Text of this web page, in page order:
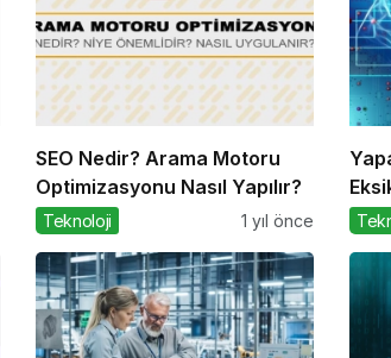
SEO Nedir? Arama Motoru
Optimizasyonu Nasıl Yapılır?
Teknoloji 1 yıl önce